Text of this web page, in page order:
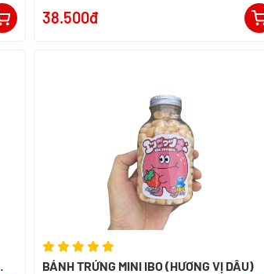
38.500đ
BÁNH TRỨNG MINI IBO (HƯƠNG VỊ DÂU)